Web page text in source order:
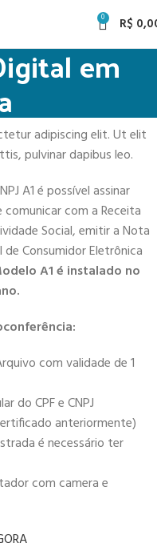
0 R$
em
adipiscing elit. Ut elit
pulvinar dapibus leo.
A1 é possível assinar
com a Receita
Social, emitir a Nota
de Consumidor Eletrônica
A1 é instalado no
com validade de 1
do CPF e CNPJ
anteriormente)
é necessário ter
com camera e